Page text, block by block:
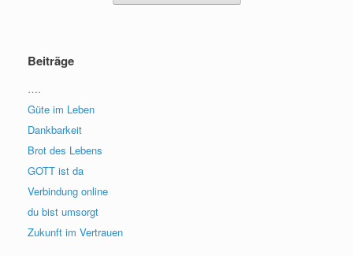
Beiträge
….
Güte im Leben
Dankbarkeit
Brot des Lebens
GOTT ist da
Verbindung online
du bist umsorgt
Zukunft im Vertrauen